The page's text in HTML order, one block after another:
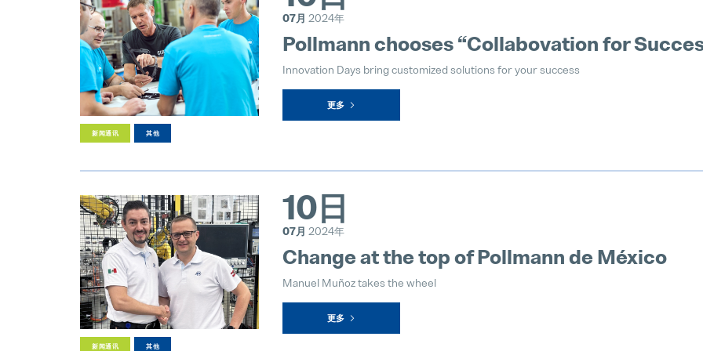
新闻通讯 其他
07月 2024年
Pollmann chooses “Collabovation for
Innovation Days bring customized solutions for your success
更多
新闻通讯 其他
10日
07月 2024年
Change at the top of Pollmann de México
Manuel Muñoz takes the wheel
更多